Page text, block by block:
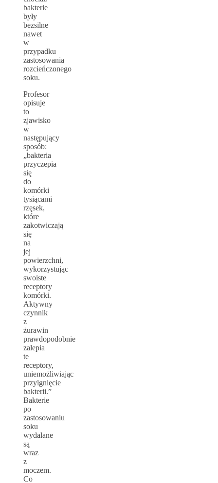
bakterie
były
bezsilne
nawet
w
przypadku
zastosowania
rozcieńczonego
soku.
Profesor
opisuje
to
zjawisko
w
następujący
sposób:
„bakteria
przyczepia
się
do
komórki
tysiącami
rzęsek,
które
zakotwiczają
się
na
jej
powierzchni,
wykorzystując
swoiste
receptory
komórki.
Aktywny
czynnik
z
żurawin
prawdopodobnie
zalepia
te
receptory,
uniemożliwiając
przylgnięcie
bakterii.”
Bakterie
po
zastosowaniu
soku
wydalane
są
wraz
z
moczem.
Co